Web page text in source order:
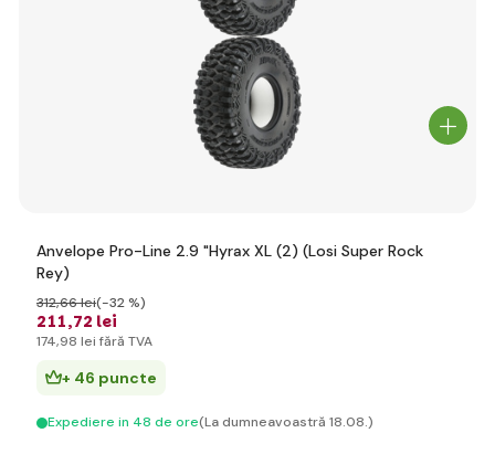
Anvelope Pro-Line 2.9 "Hyrax XL (2) (Losi Super Rock
Rey)
211,72 lei
312,66 lei(-32 %)
174,98 lei fără TVA
+ 46 puncte
Expediere in 48 de ore(La dumneavoastră 18.08.)